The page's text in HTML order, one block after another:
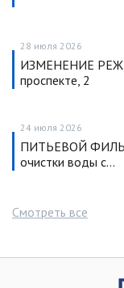
28 июля 2026
ИЗМЕНЕНИЕ
проспекте, 2
24 июля 2026
ПИТЬЕВОЙ
очистки воды с…
Смотреть все